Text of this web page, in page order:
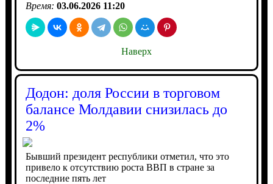
Время: 03.06.2026 11:20
Наверх
Додон: доля России в торговом
балансе Молдавии снизилась до
2%
Бывший президент республики отметил, что это
привело к отсутствию роста ВВП в стране за
последние пять лет